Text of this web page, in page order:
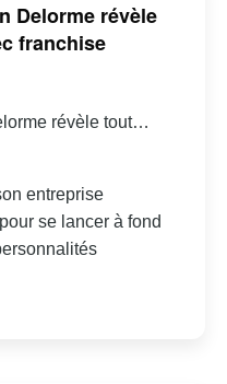
Delorme révèle
franchise
révèle tout…
entreprise
se lancer à fond